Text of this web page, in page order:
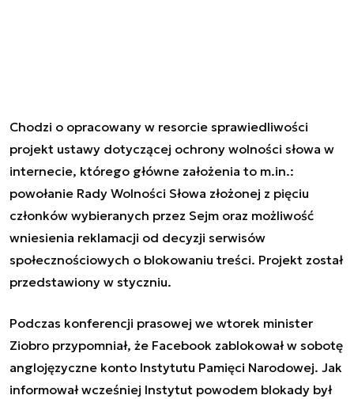
Chodzi o opracowany w resorcie sprawiedliwości
projekt ustawy dotyczącej ochrony wolności słowa w
internecie, którego główne założenia to m.in.:
powołanie Rady Wolności Słowa złożonej z pięciu
członków wybieranych przez Sejm oraz możliwość
wniesienia reklamacji od decyzji serwisów
społecznościowych o blokowaniu treści. Projekt został
przedstawiony w styczniu.
Podczas konferencji prasowej we wtorek minister
Ziobro przypomniał, że Facebook zablokował w sobotę
anglojęzyczne konto Instytutu Pamięci Narodowej. Jak
informował wcześniej Instytut powodem blokady był